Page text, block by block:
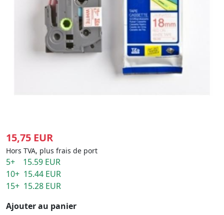
15,75 EUR
Hors TVA, plus frais de port
5+ 15.59 EUR
10+ 15.44 EUR
15+ 15.28 EUR
Ajouter au panier